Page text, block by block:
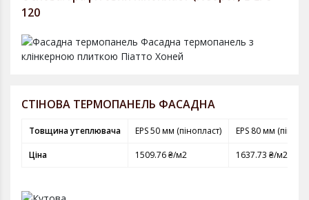
120
СТІНОВА ТЕРМОПАНЕЛЬ ФАСАДНА
Товщина утеплювача EPS 50 мм (пінопласт) EPS 80 мм
Ціна 1509.76 ₴/м2 1637.73 ₴/м2